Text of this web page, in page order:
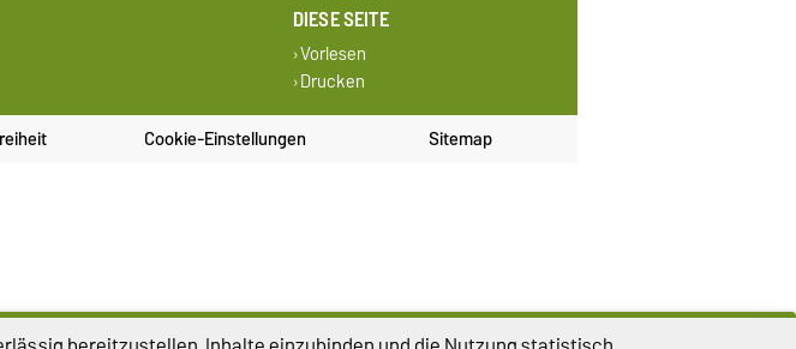
DIESE SEITE
Vorlesen
Drucken
Cookie-Einstellungen Sitemap